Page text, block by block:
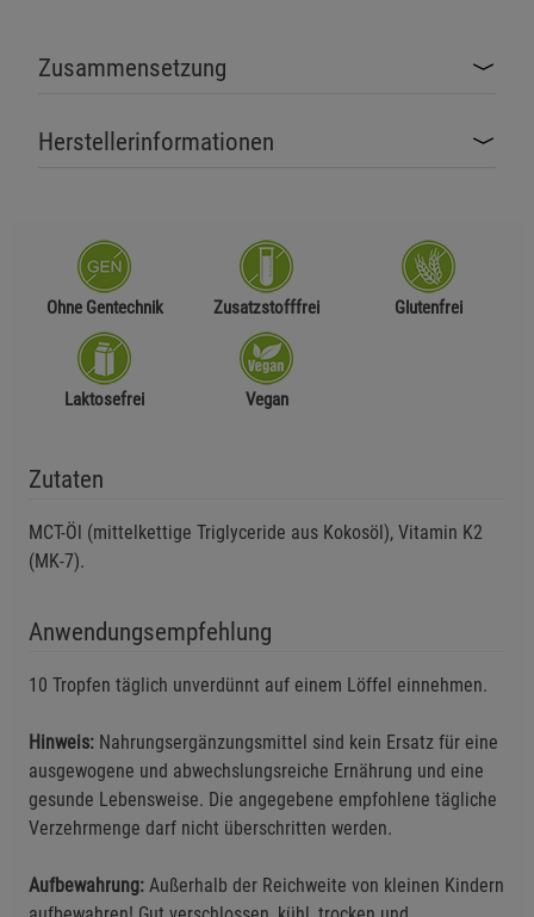
Zusammensetzung
Herstellerinformationen
Ohne Gentechnik Zusatzstofffrei Glutenfrei
Laktosefrei Vegan
Zutaten
MCT-Öl (mittelkettige Triglyceride aus Kokosöl), Vitamin K2
(MK-7).
Anwendungsempfehlung
10 Tropfen täglich unverdünnt auf einem Löffel einnehmen.
Hinweis: Nahrungsergänzungsmittel sind kein Ersatz für eine
ausgewogene und abwechslungsreiche Ernährung und eine
gesunde Lebensweise. Die angegebene empfohlene tägliche
Verzehrmenge darf nicht überschritten werden.
Aufbewahrung: Außerhalb der Reichweite von kleinen Kindern